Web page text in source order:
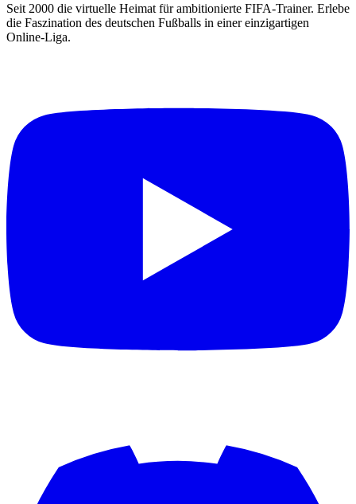
Seit 2000 die virtuelle Heimat für ambitionierte FIFA-Trainer. Erlebe
die Faszination des deutschen Fußballs in einer einzigartigen
Online-Liga.